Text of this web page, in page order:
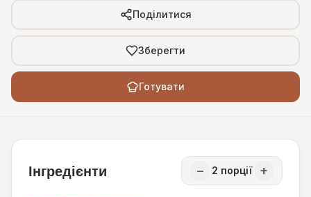
Поділитися
Зберегти
Готувати
Інгредієнти − 2 порції +